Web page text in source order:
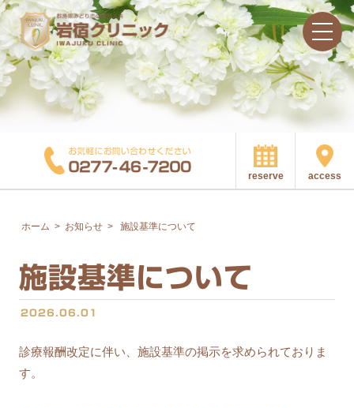
reserve access
ホーム > お知らせ > 施設基準について
施設基準について
2026.06.01
診療報酬改定に伴い、施設基準の掲示を求められておりま
す。